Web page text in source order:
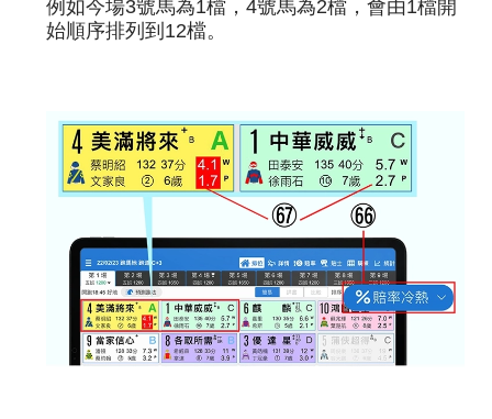
例如今場3號馬為1檔，4號馬為2檔，會由1檔開
始順序排列到12檔。